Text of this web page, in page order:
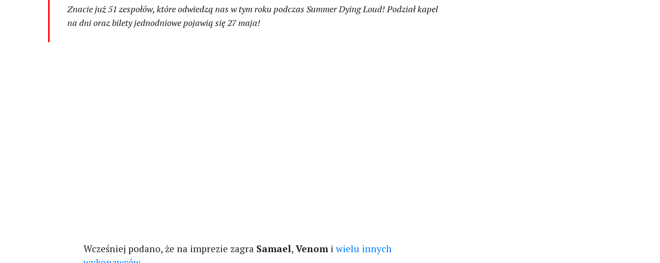
Znacie już 51 zespołów, które odwiedzą nas w tym roku podczas Summer Dying Loud! Podział kapel
na dni oraz bilety jednodniowe pojawią się 27 maja!
Wcześniej podano, że na imprezie zagra Samael,Venomiwielu innych